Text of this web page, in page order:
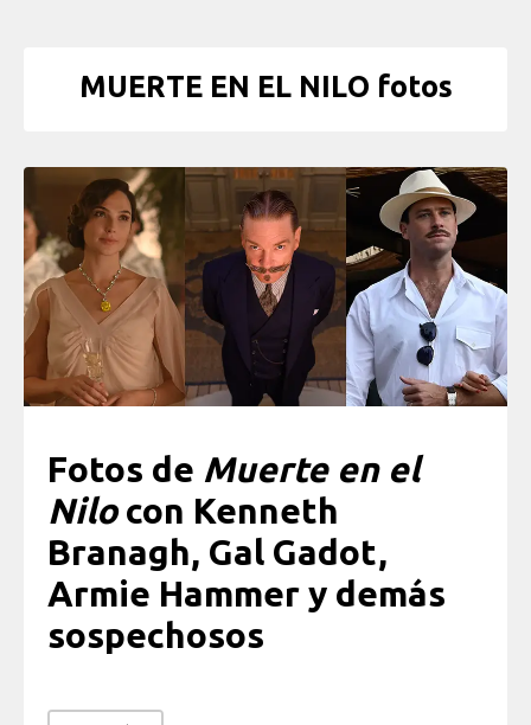
MUERTE EN EL NILO fotos
Fotos de Muerte en el
Nilocon Kenneth
Branagh, Gal Gadot,
Armie Hammer y demás
sospechosos